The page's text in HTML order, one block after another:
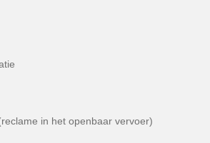
in het openbaar vervoer)